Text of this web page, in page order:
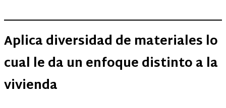
Aplica diversidad de materiales lo
cual le da un enfoque distinto a la
vivienda